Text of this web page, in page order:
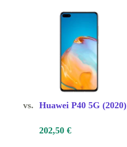
vs. Huawei P40 5G (2020)
202,50 €